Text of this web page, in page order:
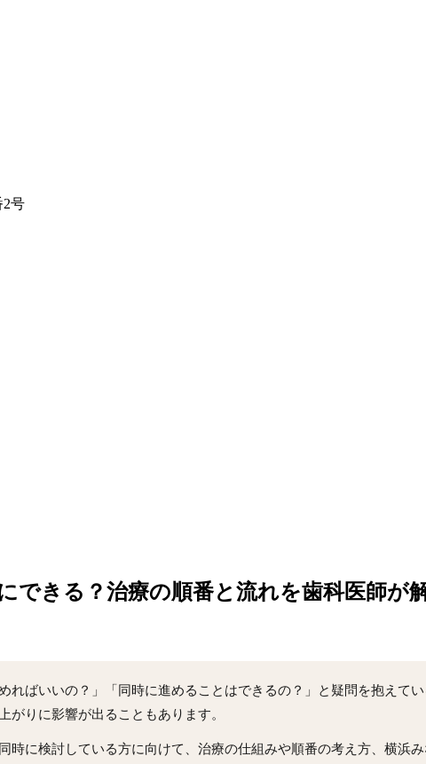
2号
できる？治療の順番と流れを歯科医師が
ればいいの？」「同時に進めることはできるの？」と疑問を抱え
がりに影響が出ることもあります。
時に検討している方に向けて、治療の仕組みや順番の考え方、横浜